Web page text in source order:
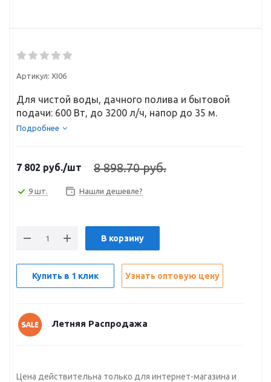
Артикул: XI06
Для чистой воды, дачного полива и бытовой
подачи: 600 Вт, до 3200 л/ч, напор до 35 м.
Подробнее
7 802 руб./шт 8 898.70 руб.
9 шт. Нашли дешевле?
В корзину
Купить в 1 клик Узнать оптовую цену
Летняя Распродажа
Цена действительна только для интернет-магазина и